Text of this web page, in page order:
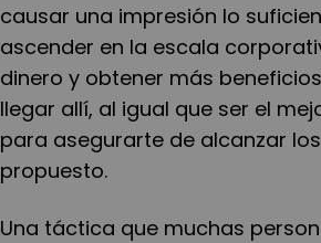
causar una impresión lo
ascender en la escala
dinero y obtener más
llegar allí, al igual que ser el
para asegurarte de alcanzar
propuesto.
Una táctica que muchas